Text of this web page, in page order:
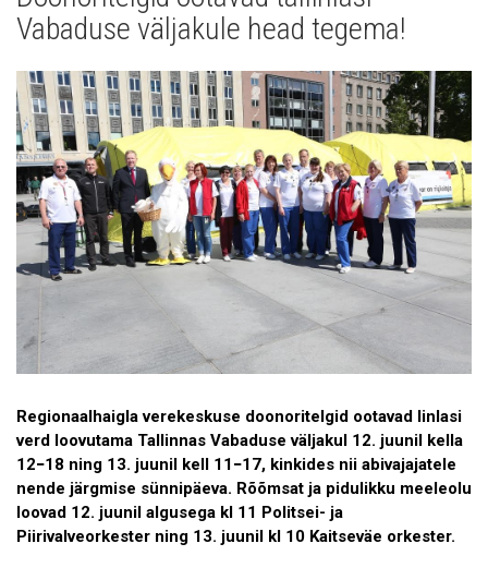
Galerii
Koostöö
Tule tööle!
Tule ekskursioonile!
Andmekaitse
Vabaduse väljakule head tegema!
Regionaalhaigla verekeskuse doonoritelgid ootavad linlasi
verd loovutama Tallinnas Vabaduse väljakul 12. juunil kella
12−18 ning 13. juunil kell 11−17, kinkides nii abivajajatele
nende järgmise sünnipäeva. Rõõmsat ja pidulikku meeleolu
loovad 12. juunil algusega kl 11 Politsei- ja
Piirivalveorkester ning 13. juunil kl 10 Kaitseväe orkester.